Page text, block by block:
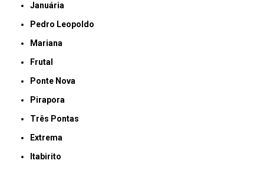
Januária
Pedro Leopoldo
Mariana
Frutal
Ponte Nova
Pirapora
Três Pontas
Extrema
Itabirito